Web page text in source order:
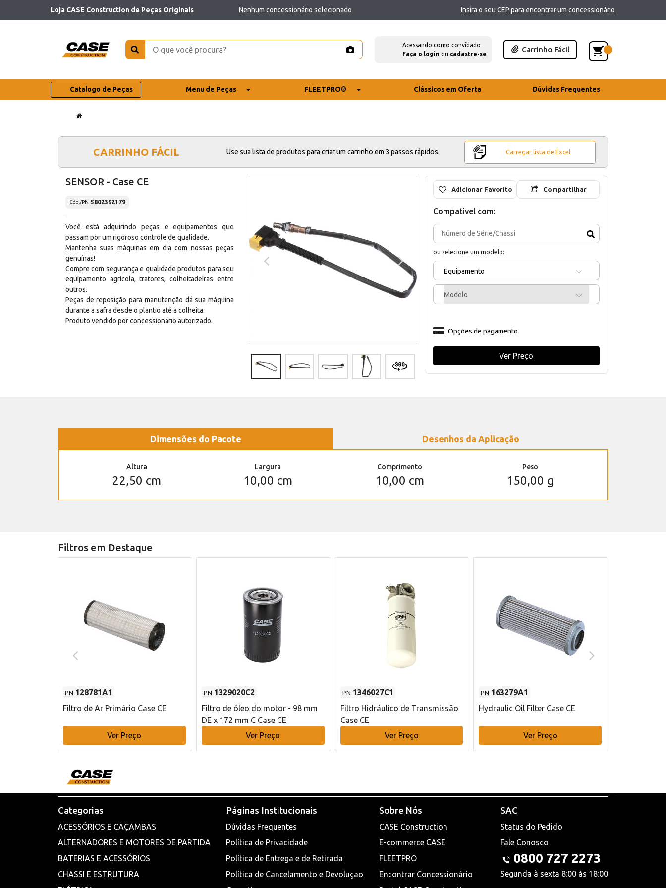
Loja CASE Construction de Peças Originais Nenhum concessionário selecionado Insira o seu CEP para encontrar um concessionário
Acessando como convidado
Faça o login ou cadastre-se
Carrinho Fácil
Catalogo de Peças Menu de Peças FLEETPRO® Clássicos em Oferta Dúvidas Frequentes
CARRINHO FÁCIL Use sua lista de produtos para criar um carrinho em 3 passos rápidos. Carregar lista de Excel
SENSOR - Case CE
Cód./PN 5802392179
Você está adquirindo peças e equipamentos que
passam por um rigoroso controle de qualidade.
Mantenha suas máquinas em dia com nossas peças
genuínas!
Compre com segurança e qualidade produtos para seu
equipamento agrícola, tratores, colheitadeiras entre
outros.
Peças de reposição para manutenção dá sua máquina
durante a safra desde o plantio até a colheita.
Produto vendido por concessionário autorizado.
Adicionar Favorito Compartilhar
Compativel com:
ou selecione um modelo:
Equipamento
Modelo
Opções de pagamento
Ver Preço
Dimensões do Pacote Desenhos da Aplicação
Altura
22,50 cm
Largura
10,00 cm
Comprimento
10,00 cm
Peso
150,00 g
Filtros em Destaque
PN 128781A1
Filtro de Ar Primário Case CE
Ver Preço
PN 1329020C2
Filtro de óleo do motor - 98 mm
DE x 172 mm C Case CE
Ver Preço
PN 1346027C1
Filtro Hidráulico de Transmissão
Case CE
Ver Preço
PN 163279A1
Hydraulic Oil Filter Case CE
Ver Preço
Categorias
ACESSÓRIOS E CAÇAMBAS
ALTERNADORES E MOTORES DE PARTIDA
BATERIAS E ACESSÓRIOS
CHASSI E ESTRUTURA
Páginas Institucionais
Dúvidas Frequentes
Política de Privacidade
Política de Entrega e de Retirada
Política de Cancelamento e Devoluçao
Sobre Nós
CASE Construction
E-commerce CASE
FLEETPRO
Encontrar Concessionário
SAC
Status do Pedido
Fale Conosco
0800 727 2273
Segunda à sexta 8:00 às 18:00